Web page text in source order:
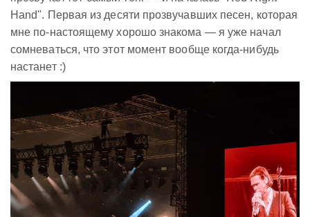
Hand". Первая из десяти прозвучавших песен, которая
мне по-настоящему хорошо знакома — я уже начал
сомневаться, что этот момент вообще когда-нибудь
настанет :)